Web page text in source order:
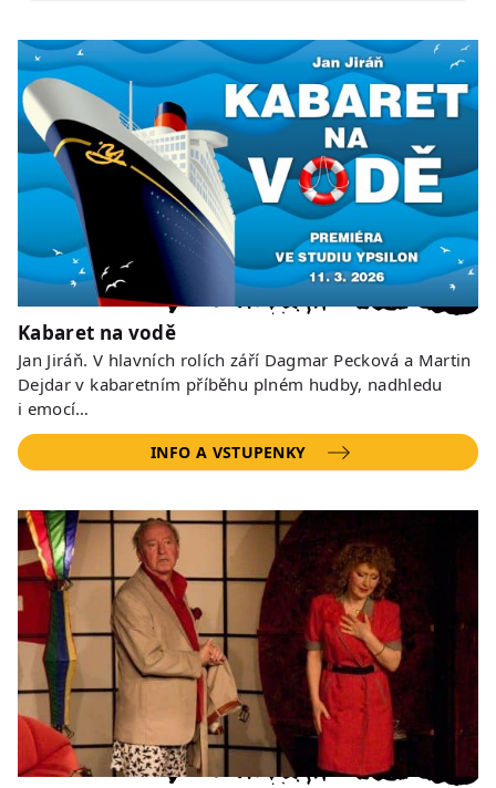
Kabaret na vodě
Jan Jiráň. V hlavních rolích září Dagmar Pecková a Martin
Dejdar v kabaretním příběhu plném hudby, nadhledu
i emocí…
INFO A VSTUPENKY